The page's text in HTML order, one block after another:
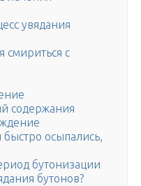
увядания
смириться с
содержания
осыпались,
бутонизации
бутонов?